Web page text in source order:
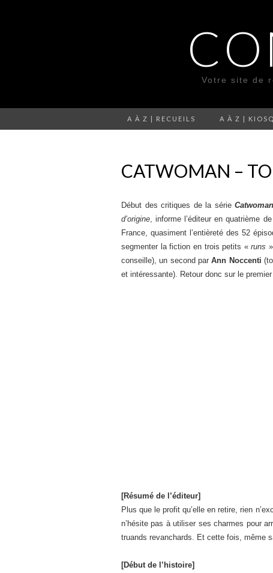
Votre site de
A À Z | RECUEILS A À Z |
CATWOMAN –
Début des critiques de la sérieCatwoman
d’origine, informe l’éditeur en quatrième
France, quasiment l’entièreté des 52
segmenter la fiction en trois petits «runs
conseille), un second parAnn Noccenti
et intéressante). Retour donc sur le
[Résumé de l’éditeur]
Plus que le profit qu’elle en retire, rien
n’hésite pas à utiliser ses charmes pour
truands revanchards. Et cette fois, même
[Début de l’histoire]